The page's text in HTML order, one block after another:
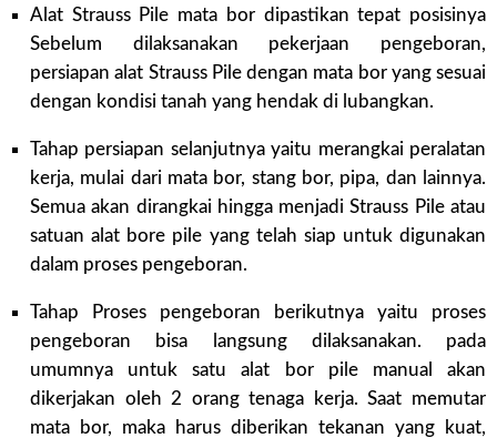
Alat Strauss Pile mata bor dipastikan tepat posisinya
Sebelum dilaksanakan pekerjaan pengeboran,
persiapan alat Strauss Pile dengan mata bor yang sesuai
dengan kondisi tanah yang hendak di lubangkan.
Tahap persiapan selanjutnya yaitu merangkai peralatan
kerja, mulai dari mata bor, stang bor, pipa, dan lainnya.
Semua akan dirangkai hingga menjadi Strauss Pile atau
satuan alat bore pile yang telah siap untuk digunakan
dalam proses pengeboran.
Tahap Proses pengeboran berikutnya yaitu proses
pengeboran bisa langsung dilaksanakan. pada
umumnya untuk satu alat bor pile manual akan
dikerjakan oleh 2 orang tenaga kerja. Saat memutar
mata bor, maka harus diberikan tekanan yang kuat,